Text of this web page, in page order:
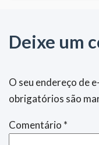
Deixe um
O seu endereço de
obrigatórios são
Comentário *